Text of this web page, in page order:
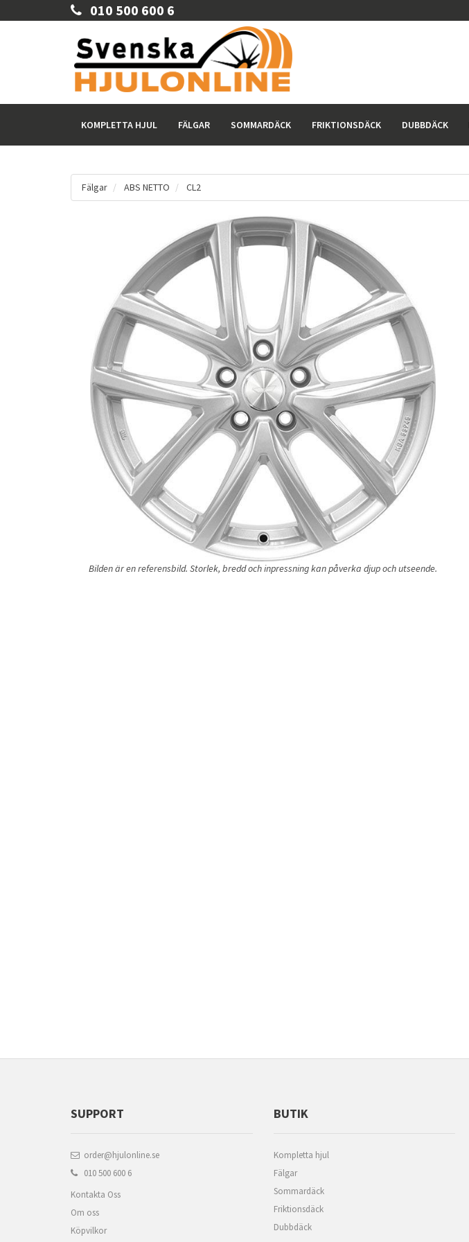
010 500 600 6
KOMPLETTA HJUL FÄLGAR SOMMARDÄCK FRIKTIONSDÄCK DUBBDÄCK
Fälgar ABS NETTO CL2
Bilden är en referensbild. Storlek, bredd och inpressning kan påverka djup och utseende.
SUPPORT
order@hjulonline.se
010 500 600 6
Kontakta Oss
Om oss
Köpvilkor
BUTIK
Kompletta hjul
Fälgar
Sommardäck
Friktionsdäck
Dubbdäck